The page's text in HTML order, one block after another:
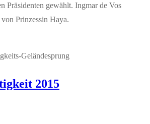
Präsidenten gewählt. Ingmar de Vos
Prinzessin Haya.
2015